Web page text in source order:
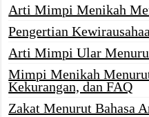
Arti Mimpi Menikah
Pengertian
Arti Mimpi Ular
Mimpi Menikah
Kekurangan, dan FAQ
Zakat Menurut Bahasa